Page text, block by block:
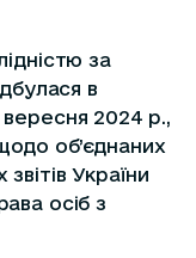
за
в
2024 р.,
об’єднаних
України
осіб з